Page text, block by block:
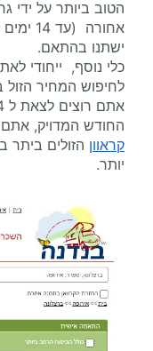
הטוב ביותר על ידי
אחורה
ישתנו בהתאם.
כלי נוסף, ייחודי
לחיפוש המחיר
החודש המדויק, אתם
קראוון הזולים ביתר
יותר.